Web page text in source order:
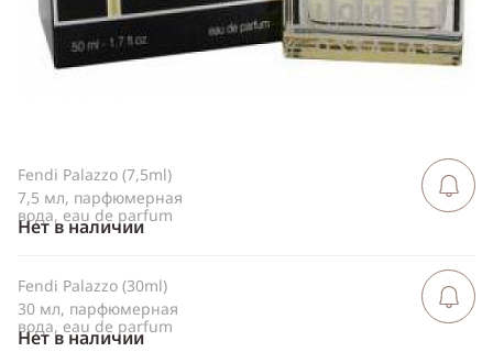
Одноклассники
Fendi Palazzo (7,5ml)
7,5 мл, парфюмерная
вода, eau de parfum
Нет в наличии
Сообщить
Fendi Palazzo (30ml)
30 мл, парфюмерная
вода, eau de parfum
Нет в наличии
Сообщить